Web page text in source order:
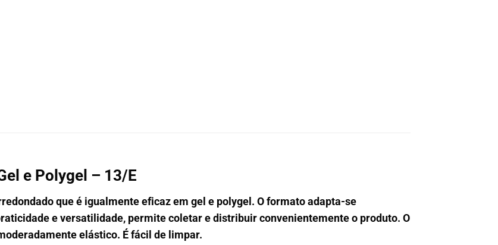
e Polygel – 13/E
que é igualmente eficaz em gel e polygel. O formato adapta-se
e versatilidade, permite coletar e distribuir convenientemente o produto. O
elástico. É fácil de limpar.